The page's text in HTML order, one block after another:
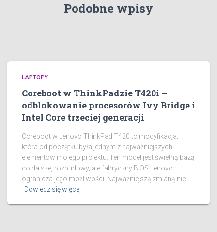
Podobne wpisy
LAPTOPY
Coreboot w ThinkPadzie T420i –
odblokowanie procesorów Ivy Bridge i
Intel Core trzeciej generacji
Coreboot w Lenovo ThinkPad T420 to modyfikacja,
która od początku była jednym z najważniejszych
elementów mojego projektu. Ten model jest świetną bazą
do dalszej rozbudowy, ale fabryczny BIOS Lenovo
ogranicza jego możliwości. Najważniejszą zmianą nie
Dowiedz się więcej